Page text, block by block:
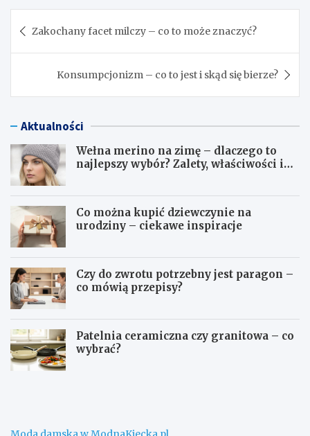
wpisu
Zakochany facet milczy – co to może znaczyć?
Konsumpcjonizm – co to jest i skąd się bierze?
Aktualności
Wełna merino na zimę – dlaczego to
najlepszy wybór? Zalety, właściwości i
Co można kupić dziewczynie na
urodziny – ciekawe inspiracje
Czy do zwrotu potrzebny jest paragon –
co mówią przepisy?
Patelnia ceramiczna czy granitowa – co
wybrać?
W
C